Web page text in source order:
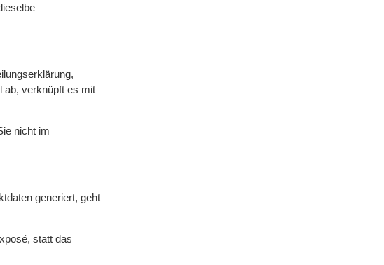
ab, verknüpft es mit
nicht im
generiert, geht
statt das